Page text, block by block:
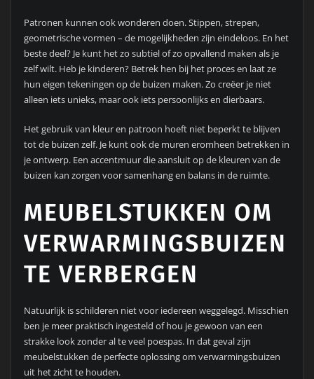
Patronen kunnen ook wonderen doen. Stippen, strepen,
geometrische vormen – de mogelijkheden zijn eindeloos. En het
beste deel? Je kunt het zo subtiel of zo opvallend maken als je
zelf wilt. Heb je kinderen? Betrek hen bij het proces en laat ze
hun eigen tekeningen op de buizen maken. Zo creëer je niet
alleen iets unieks, maar ook iets persoonlijks en dierbaars.
Het gebruik van kleur en patroon hoeft niet beperkt te blijven
tot de buizen zelf. Je kunt ook de muren eromheen betrekken in
je ontwerp. Een accentmuur die aansluit op de kleuren van de
buizen kan zorgen voor samenhang en balans in de ruimte.
MEUBELSTUKKEN OM
VERWARMINGSBUIZEN
TE VERBERGEN
Natuurlijk is schilderen niet voor iedereen weggelegd. Misschien
ben je meer praktisch ingesteld of hou je gewoon van een
strakke look zonder al te veel poespas. In dat geval zijn
meubelstukken de perfecte oplossing om verwarmingsbuizen
uit het zicht te houden.